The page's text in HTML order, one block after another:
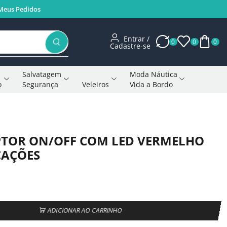
Pedidos
Entrar /
Cadastre-se 0 0 0
Salvatagem
Segurança
Veleiros
Moda Náutica
Vida a Bordo
ON/OFF COM LED VERMELHO
ADICIONAR AO CARRINHO